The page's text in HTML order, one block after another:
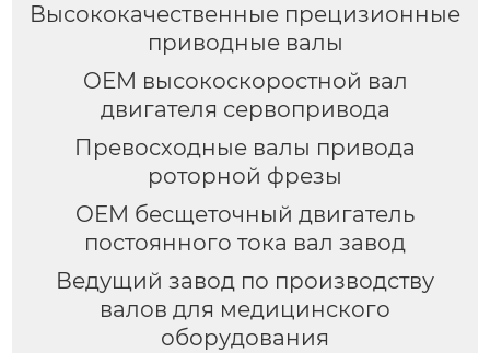
Высококачественные прецизионные
приводные валы
OEM высокоскоростной вал
двигателя сервопривода
Превосходные валы привода
роторной фрезы
OEM бесщеточный двигатель
постоянного тока вал завод
Ведущий завод по производству
валов для медицинского
оборудования